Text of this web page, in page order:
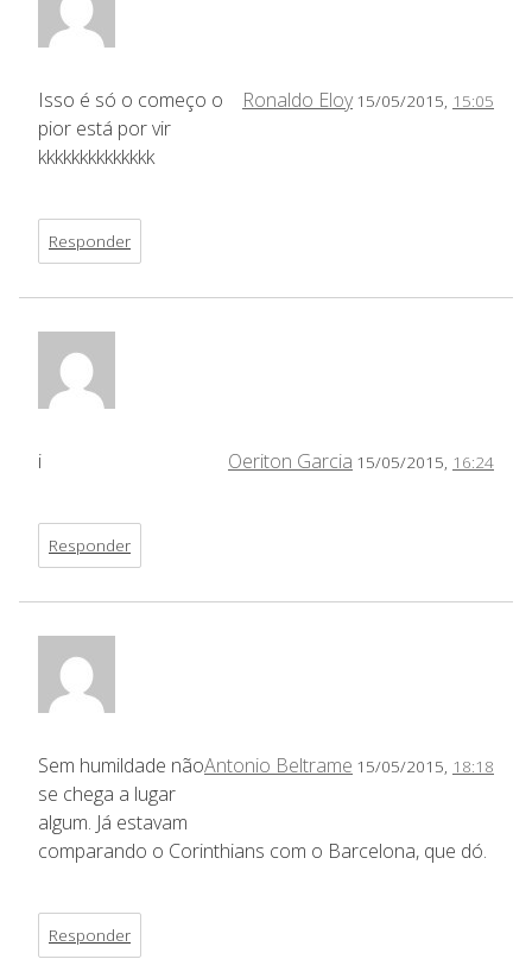
Ronaldo Eloy 15/05/2015, 15:05
Isso é só o começo o
pior está por vir
kkkkkkkkkkkkkk
Responder
Oeriton Garcia 15/05/2015, 16:24
i
Responder
Antonio Beltrame 15/05/2015, 18:18
Sem humildade não
se chega a lugar
algum. Já estavam
comparando o Corinthians com o Barcelona, que dó.
Responder